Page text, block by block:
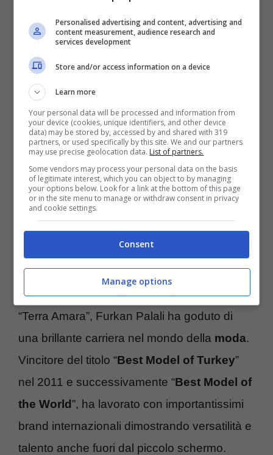
concorrente del programma:Furkan Palali
nota figura della serie turca “Terra Amara”,
Yaman. Nato nel 1986 a Konya (Turchia),
Palali ha conquistato il pubblico non solo per
il suo talento recitativo ma anche per la sua
carriera come modello. Laureatosi in
Geologia prima di abbracciare
definitivamente il mondo dello spettacolo
attraversocorsi di recitazione e campagne
pubblicitarie
Prima del successo come attore nella serie
“Terra Amara”, Furkan Palali ha goduto di
una brillante carriera nel mondo della moda.
Vincitore del titolo “Best Model of Turkey”
nel 2011 e successivamente “Best Model of
the World”, ha lavorato con importantissimi
brand internazionali dimostrando versatilità e
talento anche fuori dal piccolo schermo.
Personalised advertising and content, advertising and
content measurement, audience research and
services development
Store and/or access information on a device
Learn more
Your personal data will be processed and information from
your device (cookies, unique identifiers, and other device
data) may be stored by, accessed by and shared with 319
partners, or used specifically by this site. We and our partners
may use precise geolocation data. List of partners.
Some vendors may process your personal data on the basis
of legitimate interest, which you can object to by managing
your options below. Look for a link at the bottom of this page
or in the site menu to manage or withdraw consent in privacy
and cookie settings.
Consent
Manage options